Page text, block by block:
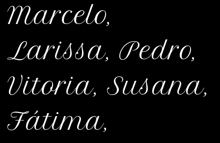
Marcelo,
Larissa, Pedro,
Vitoria, Susana,
Fátima,